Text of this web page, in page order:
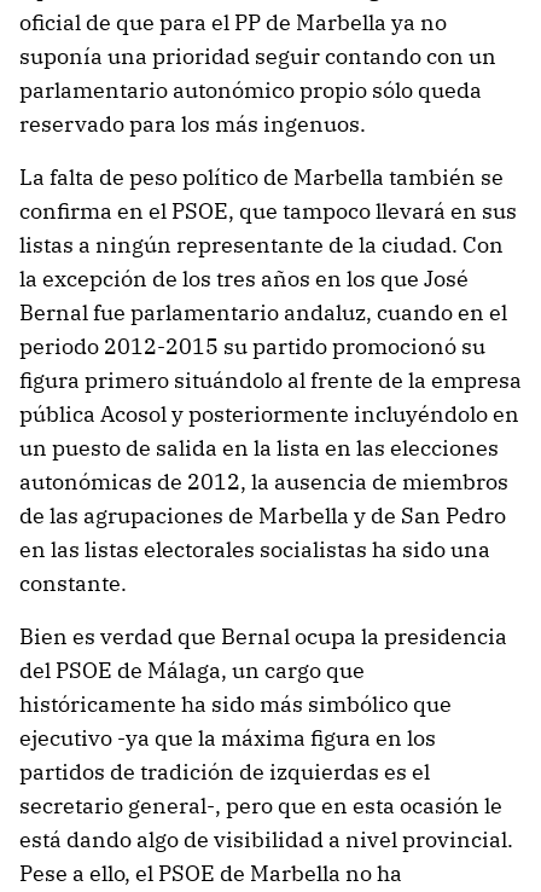
oficial de que para el PP de Marbella ya no
suponía una prioridad seguir contando con un
parlamentario autonómico propio sólo queda
reservado para los más ingenuos.
La falta de peso político de Marbella también se
confirma en el PSOE, que tampoco llevará en sus
listas a ningún representante de la ciudad. Con
la excepción de los tres años en los que José
Bernal fue parlamentario andaluz, cuando en el
periodo 2012-2015 su partido promocionó su
figura primero situándolo al frente de la empresa
pública Acosol y posteriormente incluyéndolo en
un puesto de salida en la lista en las elecciones
autonómicas de 2012, la ausencia de miembros
de las agrupaciones de Marbella y de San Pedro
en las listas electorales socialistas ha sido una
constante.
Bien es verdad que Bernal ocupa la presidencia
del PSOE de Málaga, un cargo que
históricamente ha sido más simbólico que
ejecutivo -ya que la máxima figura en los
partidos de tradición de izquierdas es el
secretario general-, pero que en esta ocasión le
está dando algo de visibilidad a nivel provincial.
Pese a ello, el PSOE de Marbella no ha